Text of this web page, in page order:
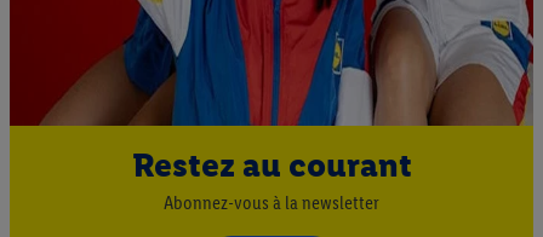
Restez au courant
Abonnez-vous à la newsletter